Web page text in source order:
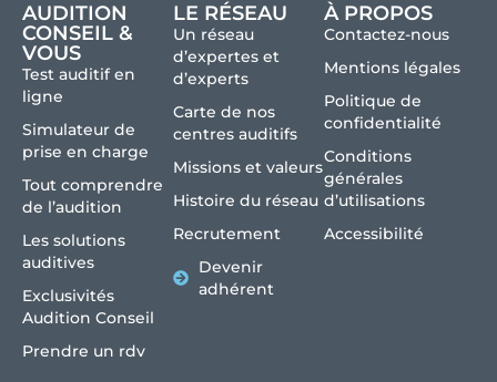
AUDITION
CONSEIL &
VOUS
Test auditif en
ligne
Simulateur de
prise en charge
Tout comprendre
de l’audition
Les solutions
auditives
Exclusivités
Audition Conseil
Prendre un rdv
LE RÉSEAU
Un réseau
d’expertes et
d’experts
Carte de nos
centres auditifs
Missions et valeurs
Histoire du réseau
Recrutement
Devenir
adhérent
À PROPOS
Contactez-nous
Mentions légales
Politique de
confidentialité
Conditions
générales
d’utilisations
Accessibilité